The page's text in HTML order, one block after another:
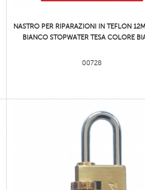
NASTRO PER RIPARAZIONI IN TEFLON
BIANCO STOPWATER TESA COLORE
00728